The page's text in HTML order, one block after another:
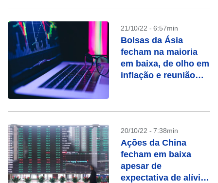
21/10/22 - 6:57min
Bolsas da Ásia
fecham na maioria
em baixa, de olho em
inflação e reunião
20/10/22 - 7:38min
Ações da China
fecham em baixa
apesar de
expectativa de alívio